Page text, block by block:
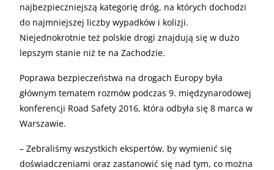
najbezpieczniejszą kategorię dróg, na których dochodzi
do najmniejszej liczby wypadków i kolizji.
Niejednokrotnie też polskie drogi znajdują się w dużo
lepszym stanie niż te na Zachodzie.
Poprawa bezpieczeństwa na drogach Europy była
głównym tematem rozmów podczas 9. międzynarodowej
konferencji Road Safety 2016, która odbyła się 8 marca w
Warszawie.
– Zebraliśmy wszystkich ekspertów, by wymienić się
doświadczeniami oraz zastanowić się nad tym, co można